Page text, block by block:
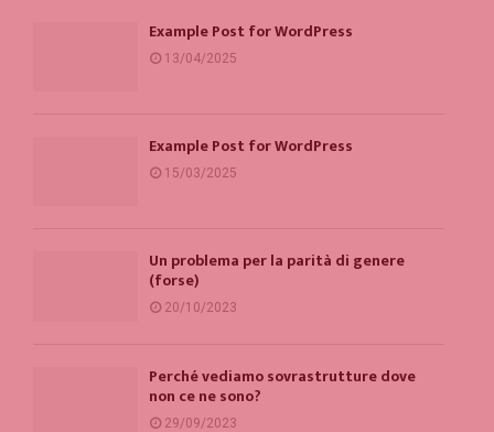
Example Post for WordPress
13/04/2025
Example Post for WordPress
15/03/2025
Un problema per la parità di genere
(forse)
20/10/2023
Perché vediamo sovrastrutture dove
non ce ne sono?
29/09/2023